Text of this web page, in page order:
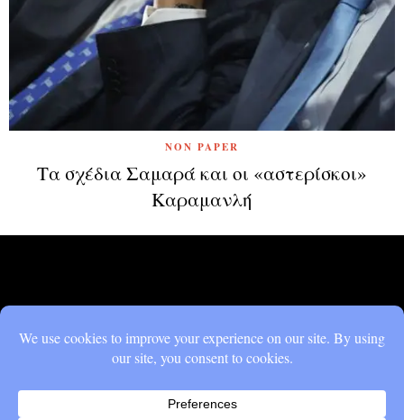
NON PAPER
Τα σχέδια Σαμαρά και οι «αστερίσκοι»
Καραμανλή